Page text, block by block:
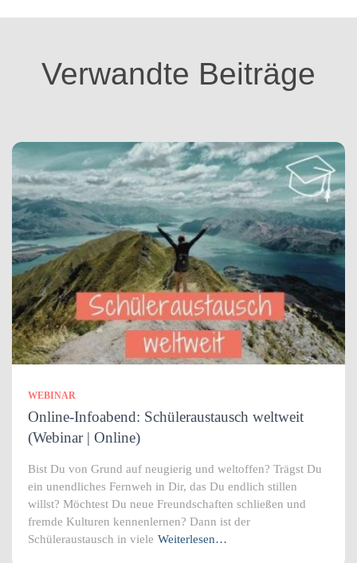
o
Verwandte Beiträge
WEBINAR
Online-Infoabend: Schüleraustausch weltweit
(Webinar | Online)
Bist Du von Grund auf neugierig und weltoffen? Trägst Du
ein unendliches Fernweh in Dir, das Du endlich stillen
willst? Möchtest Du neue Freundschaften schließen und
fremde Kulturen kennenlernen? Dann ist der
Schüleraustausch in viele Weiterlesen…